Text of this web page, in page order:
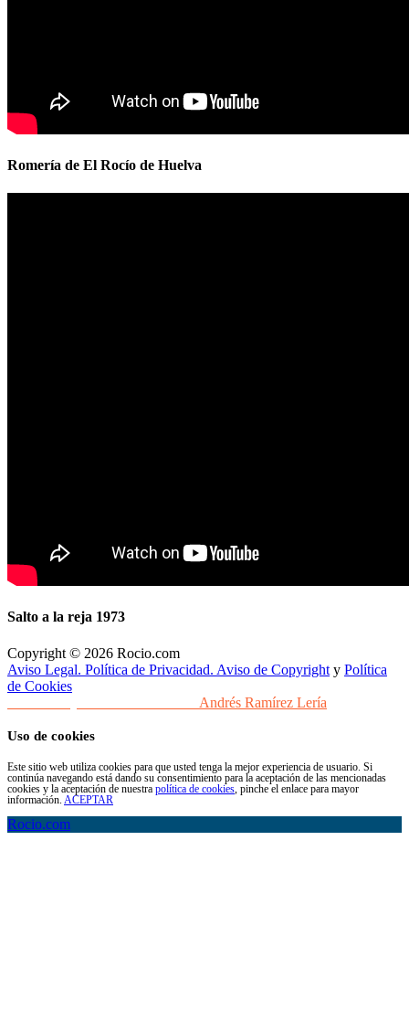
Romería de El Rocío de Huelva
Salto a la reja 1973
Copyright © 2026 Rocio.com
Aviso Legal. Política de Privacidad. Aviso de Copyright y Política
de Cookies
Andrés Ramírez Lería
Uso de cookies
Este sitio web utiliza cookies para que usted tenga la mejor experiencia de usuario. Si
continúa navegando está dando su consentimiento para la aceptación de las mencionadas
cookies y la aceptación de nuestra política de cookies , pinche el enlace para mayor
información. ACEPTAR
Rocio.com